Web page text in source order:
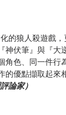
的狼人殺遊戲
神伏筆』與『大
角色、同一件行
優點擷取起來
論家）